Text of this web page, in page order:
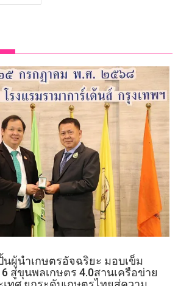
นผู้นำเกษตรอัจฉริยะ มอบเข็ม
สู่ขุนพลเกษตร 4.0สานเครือข่าย